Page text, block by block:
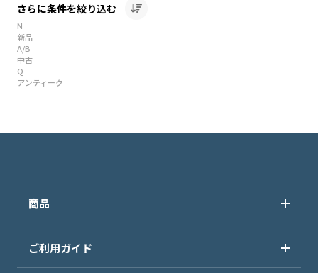
さらに条件を絞り込む
N
新品
A/B
中古
Q
アンティーク
商品
ご利用ガイド